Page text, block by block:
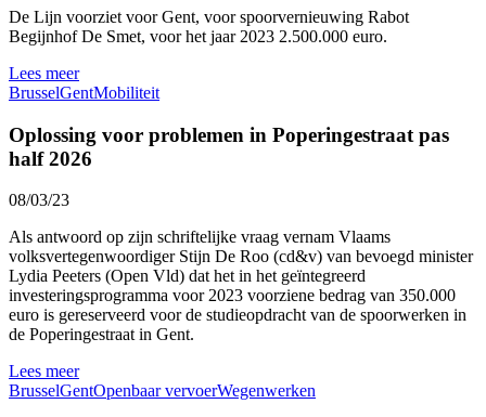
De Lijn voorziet voor Gent, voor spoorvernieuwing Rabot
Begijnhof De Smet, voor het jaar 2023 2.500.000 euro.
Lees meer
BrusselGentMobiliteit
Oplossing voor problemen in Poperingestraat pas
half 2026
08/03/23
Als antwoord op zijn schriftelijke vraag vernam Vlaams
volksvertegenwoordiger Stijn De Roo (cd&v) van bevoegd minister
Lydia Peeters (Open Vld) dat het in het geïntegreerd
investeringsprogramma voor 2023 voorziene bedrag van 350.000
euro is gereserveerd voor de studieopdracht van de spoorwerken in
de Poperingestraat in Gent.
Lees meer
BrusselGentOpenbaar vervoerWegenwerken